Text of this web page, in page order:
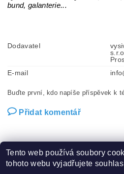
bund, galanterie...
Dodavatel
E-mail
Buďte první, kdo napíše příspěvek k
Přidat komentář
Zboží.cz | Heureka.cz | Hot-
Tento web používá soubory
tohoto webu vyjadřujete